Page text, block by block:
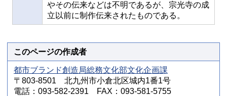
やその伝来などは不明であるが、宗光寺の成
立以前に制作伝来されたものである。
このページの作成者
都市ブランド創造局総務文化部文化企画課
〒803-8501 北九州市小倉北区城内1番1号
電話：093-582-2391 FAX：093-581-5755